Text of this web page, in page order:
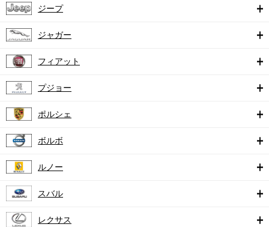
ジープ
ジャガー
フィアット
プジョー
ポルシェ
ボルボ
ルノー
スバル
レクサス